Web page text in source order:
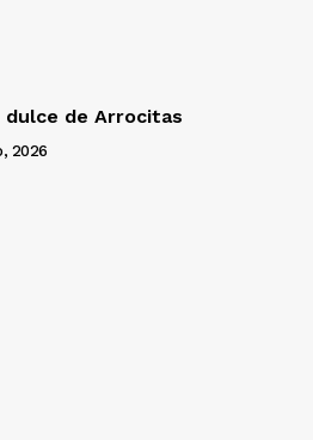
dulce de Arrocitas
2026